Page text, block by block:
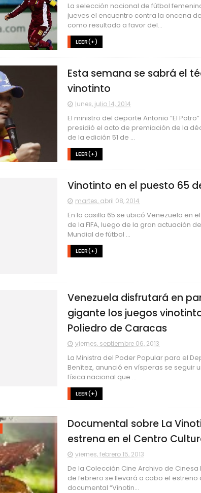
La selección nacional de fútbol
jueves el encuentro contra la oncena
como resultado a favor del...
LEER(+)
Esta semana se sabrá el
vinotinto
lunes, julio 14, 2014
El ministro del deporte Antonio “El
presidió el acto de premiación de la
de la edición 51 de ...
LEER(+)
Vinotinto en el puesto 65
martes, abril 08, 2014
En la casilla 65 se ubicó Venezuela en
de la FIFA, luego de la gran actuación
Mundial de fútbol ...
LEER(+)
Venezuela disfrutará en
gigante los juegos
Poliedro de Caracas
viernes, septiembre 06, 2013
La Ministra del Poder Popular para el
Benítez, anunció en vísperas se seguir
física nacional que ...
LEER(+)
Documental sobre La
estrena en el Centro
viernes, febrero 15, 2013
De la Colección Cine Archivo de Cinesa
de febrero se llevará a cabo el estreno
documental “Vinotin...